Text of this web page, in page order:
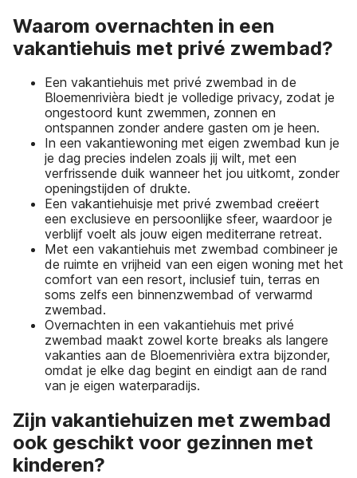
Waarom overnachten in een
vakantiehuis met privé zwembad?
Een vakantiehuis met privé zwembad in de
Bloemenrivièra biedt je volledige privacy, zodat je
ongestoord kunt zwemmen, zonnen en
ontspannen zonder andere gasten om je heen.
In een vakantiewoning met eigen zwembad kun je
je dag precies indelen zoals jij wilt, met een
verfrissende duik wanneer het jou uitkomt, zonder
openingstijden of drukte.
Een vakantiehuisje met privé zwembad creëert
een exclusieve en persoonlijke sfeer, waardoor je
verblijf voelt als jouw eigen mediterrane retreat.
Met een vakantiehuis met zwembad combineer je
de ruimte en vrijheid van een eigen woning met het
comfort van een resort, inclusief tuin, terras en
soms zelfs een binnenzwembad of verwarmd
zwembad.
Overnachten in een vakantiehuis met privé
zwembad maakt zowel korte breaks als langere
vakanties aan de Bloemenrivièra extra bijzonder,
omdat je elke dag begint en eindigt aan de rand
van je eigen waterparadijs.
Zijn vakantiehuizen met zwembad
ook geschikt voor gezinnen met
kinderen?